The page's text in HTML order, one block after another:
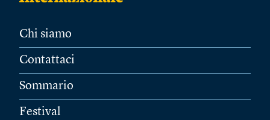
Chi siamo
Contattaci
Sommario
Festival